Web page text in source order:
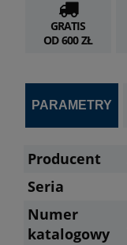
GRATIS
OD 600 ZŁ
PARAMETRY
Producent
Seria
Numer
katalogowy